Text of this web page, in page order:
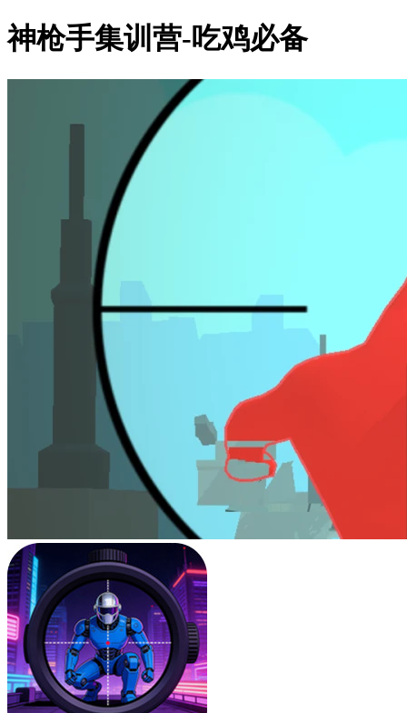
神枪手集训营-吃鸡必备